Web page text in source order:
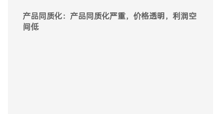
产品同质化：产品同质化严重，价格透明，利润空
间低
安全风险大：缺少软硬件加密设计，泄密风险大，
安全性差
会议记录难：需人工记录会议纪要，耗时且易遗漏
关键信息